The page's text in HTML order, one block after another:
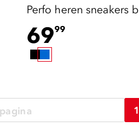
Perfo heren sneakers
6999
1